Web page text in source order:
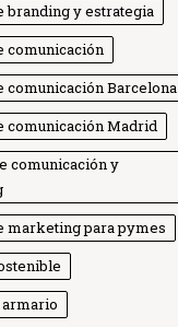
branding y estrategia
comunicación
comunicación Barcelona
comunicación Madrid
comunicación y
marketing para pymes